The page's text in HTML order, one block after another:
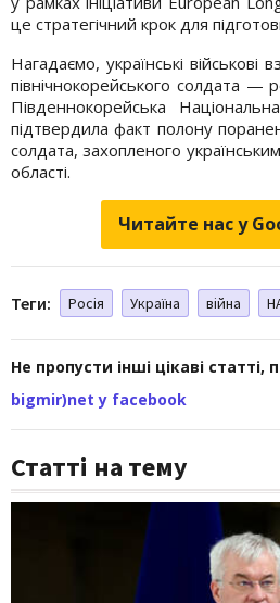
це стратегічний крок для
Нагадаємо, українські військові
північнокорейського солдата —
Південнокорейська
підтвердила факт полону
солдата, захопленого
області.
Читайте нас у
Теги: Росія Україна війна
Не пропусти інші цікаві статті,
bigmir)net у facebook
Статті на тему